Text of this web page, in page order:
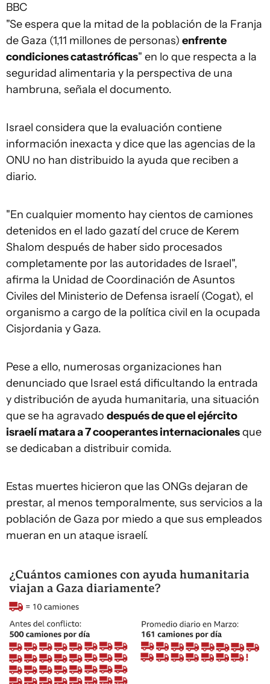
BBC
"Se espera que la mitad de la población de la Franja
de Gaza (1,11 millones de personas) enfrente
condiciones catastróficas" en lo que respecta a la
seguridad alimentaria y la perspectiva de una
hambruna, señala el documento.
Israel considera que la evaluación contiene
información inexacta y dice que las agencias de la
ONU no han distribuido la ayuda que reciben a
diario.
"En cualquier momento hay cientos de camiones
detenidos en el lado gazatí del cruce de Kerem
Shalom después de haber sido procesados
completamente por las autoridades de Israel",
afirma la Unidad de Coordinación de Asuntos
Civiles del Ministerio de Defensa israelí (Cogat), el
organismo a cargo de la política civil en la ocupada
Cisjordania y Gaza.
Pese a ello, numerosas organizaciones han
denunciado que Israel está dificultando la entrada
y distribución de ayuda humanitaria, una situación
que se ha agravado después de que el ejército
israelí matara a 7 cooperantes internacionalesque
se dedicaban a distribuir comida.
Estas muertes hicieron que las ONGs dejaran de
prestar, al menos temporalmente, sus servicios a la
población de Gaza por miedo a que sus empleados
mueran en un ataque israelí.